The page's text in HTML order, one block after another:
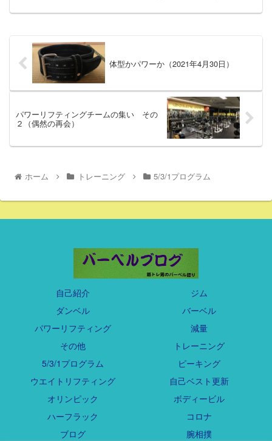
体型かパワーか（2021年4月30日）
パワーリフティングチームの集い その
２（偶然の再会）
ホーム トレーニング 5/3/1プログラム
自己紹介
ジム
ダンベル
バーベル
パワーリフティング
減量
その他
トレーニング
5/3/1プログラム
ピーキング
ウエイトリフティング
自己ベスト更新
オリンピック
ボディービル
ハーフラック
コロナ
ブログ
腕相撲